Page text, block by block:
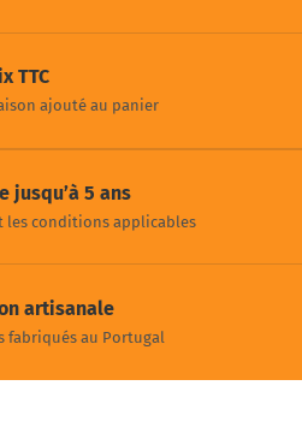
TTC
ajouté au panier
jusqu’à 5 ans
les conditions applicables
artisanale
fabriqués au Portugal